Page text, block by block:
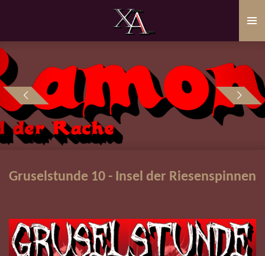
springen
Gruselstunde 10 - Insel der Riesenspinnen